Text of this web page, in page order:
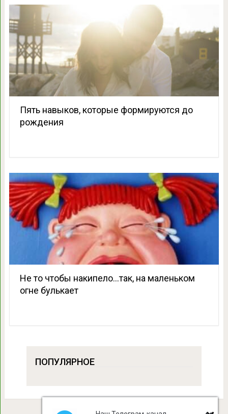
Пять навыков, которые формируются до
рождения
Не то чтобы накипело…так, на маленьком
огне булькает
ПОПУЛЯРНОЕ